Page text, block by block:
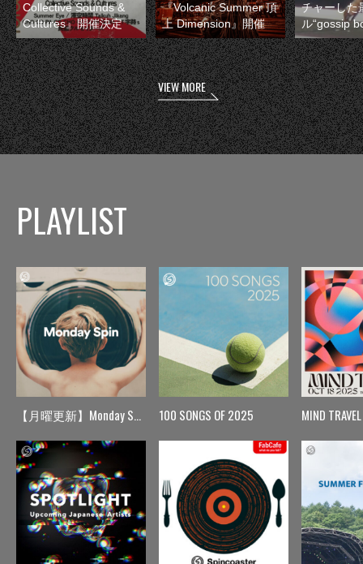
Collective Sounds &
Cultures』開催決定
『Volcanic Summer 頂
上 Dimension』開催
チャーした
ル“gossip
VIEW MORE
PLAYLIST
【月曜更新】Monday Spin 100 SONGS OF 2025 MIND TRAVEL